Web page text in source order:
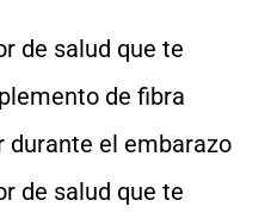
de salud que te
de fibra
durante el embarazo
de salud que te